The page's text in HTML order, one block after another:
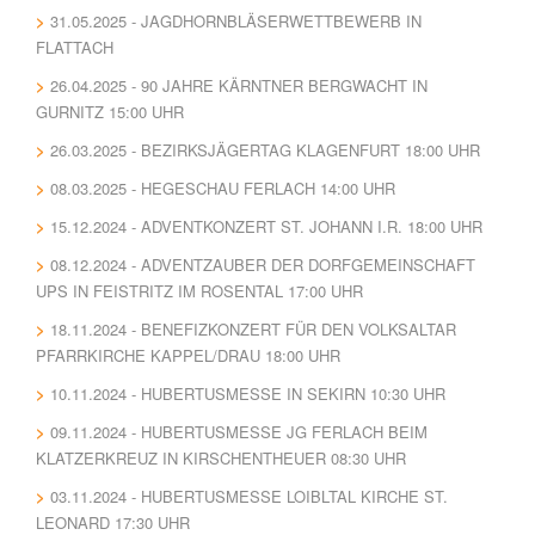
31.05.2025 - JAGDHORNBLÄSERWETTBEWERB IN
FLATTACH
26.04.2025 - 90 JAHRE KÄRNTNER BERGWACHT IN
GURNITZ 15:00 UHR
26.03.2025 - BEZIRKSJÄGERTAG KLAGENFURT 18:00 UHR
08.03.2025 - HEGESCHAU FERLACH 14:00 UHR
15.12.2024 - ADVENTKONZERT ST. JOHANN I.R. 18:00 UHR
08.12.2024 - ADVENTZAUBER DER DORFGEMEINSCHAFT
UPS IN FEISTRITZ IM ROSENTAL 17:00 UHR
18.11.2024 - BENEFIZKONZERT FÜR DEN VOLKSALTAR
PFARRKIRCHE KAPPEL/DRAU 18:00 UHR
10.11.2024 - HUBERTUSMESSE IN SEKIRN 10:30 UHR
09.11.2024 - HUBERTUSMESSE JG FERLACH BEIM
KLATZERKREUZ IN KIRSCHENTHEUER 08:30 UHR
03.11.2024 - HUBERTUSMESSE LOIBLTAL KIRCHE ST.
LEONARD 17:30 UHR